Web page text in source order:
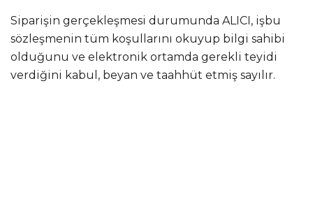
Siparişin gerçekleşmesi durumunda ALICI, işbu
sözleşmenin tüm koşullarını okuyup bilgi sahibi
olduğunu ve elektronik ortamda gerekli teyidi
verdiğini kabul, beyan ve taahhüt etmiş sayılır.